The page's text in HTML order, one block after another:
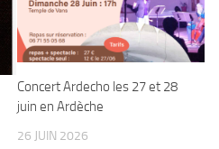
Concert Ardecho les 27 et 28
juin en Ardèche
26 JUIN 2026